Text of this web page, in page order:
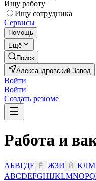
Ищу работу
Ищу сотрудника
Сервисы
Помощь
Ещё
Поиск
Александровский Завод
Войти
Войти
Создать резюме
Работа и
АБВГДЕ Ё ЖЗИ Й КЛМ
ABCDEFGHIJKLMNOPQ